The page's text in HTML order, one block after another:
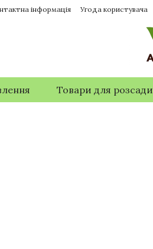
інформація Угода користувача
Товари для розсади